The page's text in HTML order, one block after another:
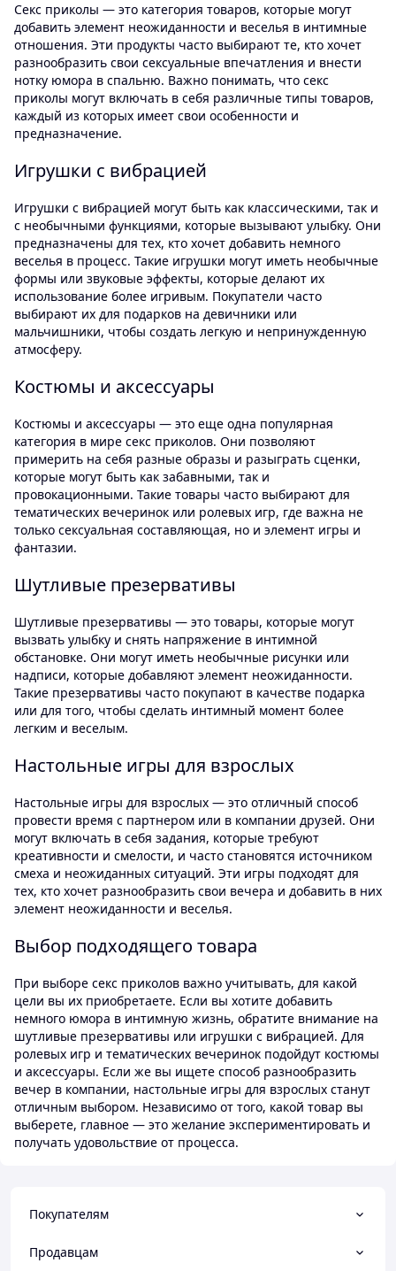
Секс приколы — это категория товаров, которые могут
добавить элемент неожиданности и веселья в интимные
отношения. Эти продукты часто выбирают те, кто хочет
разнообразить свои сексуальные впечатления и внести
нотку юмора в спальню. Важно понимать, что секс
приколы могут включать в себя различные типы товаров,
каждый из которых имеет свои особенности и
предназначение.
Игрушки с вибрацией
Игрушки с вибрацией могут быть как классическими, так и
с необычными функциями, которые вызывают улыбку. Они
предназначены для тех, кто хочет добавить немного
веселья в процесс. Такие игрушки могут иметь необычные
формы или звуковые эффекты, которые делают их
использование более игривым. Покупатели часто
выбирают их для подарков на девичники или
мальчишники, чтобы создать легкую и непринужденную
атмосферу.
Костюмы и аксессуары
Костюмы и аксессуары — это еще одна популярная
категория в мире секс приколов. Они позволяют
примерить на себя разные образы и разыграть сценки,
которые могут быть как забавными, так и
провокационными. Такие товары часто выбирают для
тематических вечеринок или ролевых игр, где важна не
только сексуальная составляющая, но и элемент игры и
фантазии.
Шутливые презервативы
Шутливые презервативы — это товары, которые могут
вызвать улыбку и снять напряжение в интимной
обстановке. Они могут иметь необычные рисунки или
надписи, которые добавляют элемент неожиданности.
Такие презервативы часто покупают в качестве подарка
или для того, чтобы сделать интимный момент более
легким и веселым.
Настольные игры для взрослых
Настольные игры для взрослых — это отличный способ
провести время с партнером или в компании друзей. Они
могут включать в себя задания, которые требуют
креативности и смелости, и часто становятся источником
смеха и неожиданных ситуаций. Эти игры подходят для
тех, кто хочет разнообразить свои вечера и добавить в них
элемент неожиданности и веселья.
Выбор подходящего товара
При выборе секс приколов важно учитывать, для какой
цели вы их приобретаете. Если вы хотите добавить
немного юмора в интимную жизнь, обратите внимание на
шутливые презервативы или игрушки с вибрацией. Для
ролевых игр и тематических вечеринок подойдут костюмы
и аксессуары. Если же вы ищете способ разнообразить
вечер в компании, настольные игры для взрослых станут
отличным выбором. Независимо от того, какой товар вы
выберете, главное — это желание экспериментировать и
получать удовольствие от процесса.
Покупателям
Продавцам